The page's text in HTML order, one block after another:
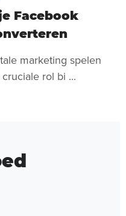
Facebook
marketing spelen
rol bi ...